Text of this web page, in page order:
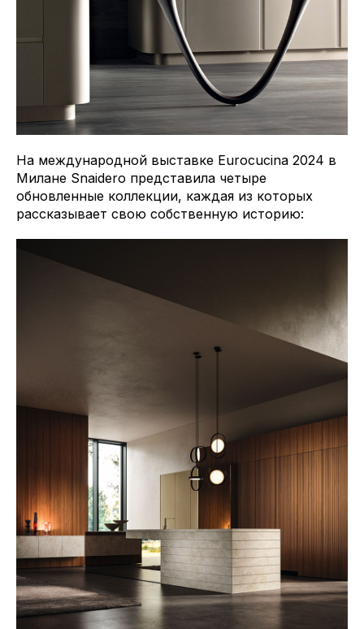
На международной выставке Eurocucina 2024 в
Милане Snaidero представила четыре
обновленные коллекции, каждая из которых
рассказывает свою собственную историю: